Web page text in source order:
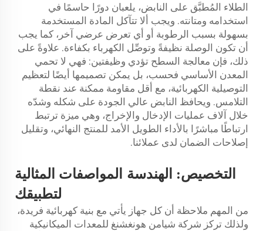
الطلاء المُطبَّق على النابض، يلعبان دورًا حاسمًا في
استخدامه ومتانته. ويجب ألا تتآكل المادة المستخدمة
بسهولة بسبب الرطوبة أو أي تعرض عرضي آخر، كما يجب
أن تكون الوصلة نظيفةً وتوصِّل الكهرباء بكفاءة. علاوةً على
ذلك، فإن معالجة السطح تؤدي وظيفتين: فهي لا تحمي
المعدن الأساسي فحسب، بل يمكن تصميمها أيضًا لتعظيم
التوصيلية الكهربائية، مع أقل مقاومة ممكنة عند نقطة
التلامس. ويحافظ النابض عالي الجودة على شكله وشدّه
خلال آلاف عمليات الإدخال والإخراج، وهي ميزة ترتبط
ارتباطًا مباشرًا بالأداء الطويل الأمد للمنتج النهائي، وتقليل
إصلاحات الضمان لدى عملائنا.
التخصيص: الهندسة
المواصفات المثالية
لتطبيقك
من المهم ملاحظة أن كل جهاز يأتي مع بنية كهربائية فريدة،
ولذلك تركز شركة شيامن هونغشنغ للمعدات الميكانيكية